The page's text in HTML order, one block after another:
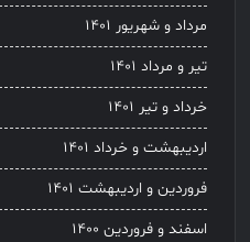
مرداد و شهریور ۱۴۰۱
تیر و مرداد ۱۴۰۱
خرداد و تیر ۱۴۰۱
اردیبهشت و خرداد ۱۴۰۱
فروردین و اردیبهشت ۱۴۰۱
اسفند و فروردین ۱۴۰۰